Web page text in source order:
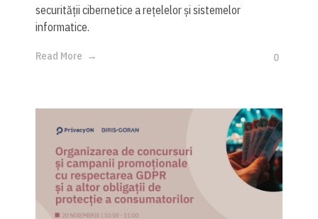
securității cibernetice a rețelelor și sistemelor
informatice.
Read More 0